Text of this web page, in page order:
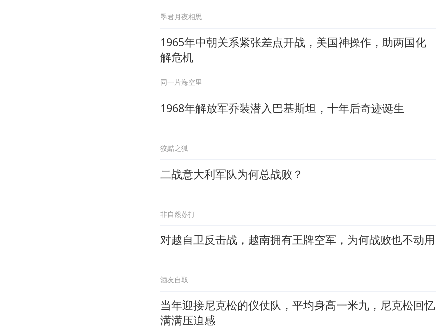
墨君月夜相思
1965年中朝关系紧张差点开战，美国神操作，助两国化
解危机
同一片海空里
1968年解放军乔装潜入巴基斯坦，十年后奇迹诞生
狡黠之狐
二战意大利军队为何总战败？
非自然苏打
对越自卫反击战，越南拥有王牌空军，为何战败也不动用
酒友自取
当年迎接尼克松的仪仗队，平均身高一米九，尼克松回忆
满满压迫感